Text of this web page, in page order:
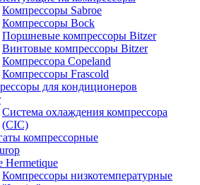
Компрессоры Sabroe
Компрессоры Bock
Поршневые компрессоры Bitzer
Винтовые компрессоры Bitzer
Компрессора Copeland
Компрессоры Frascold
для кондиционеров
Система охлаждения компрессора
(CIC)
компрессорные
Hermetique
Компрессоры низкотемпературные